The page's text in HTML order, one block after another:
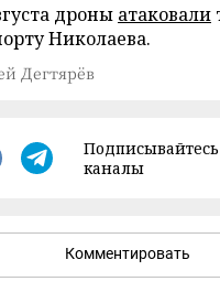
дроны атаковали
Николаева.
Дегтярёв
каналы
Комментировать